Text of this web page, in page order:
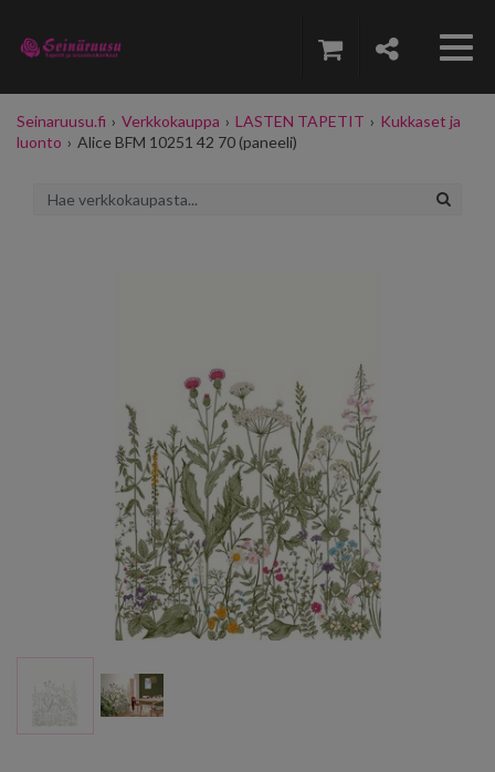
Seinaruusu.fi › Verkkokauppa › LASTEN TAPETIT › Kukkaset ja
luonto › Alice BFM 10251 42 70 (paneeli)